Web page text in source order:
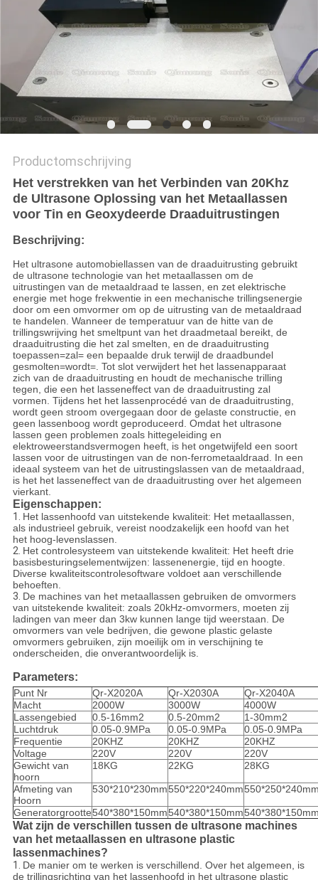
Productomschrijving
Het verstrekken van het Verbinden van 20Khz
de Ultrasone Oplossing van het Metaallassen
voor Tin en Geoxydeerde Draaduitrustingen
Beschrijving:
Het ultrasone automobiellassen van de draaduitrusting gebruikt
de ultrasone technologie van het metaallassen om de
uitrustingen van de metaaldraad te lassen, en zet elektrische
energie met hoge frekwentie in een mechanische trillingsenergie
door om een omvormer om op de uitrusting van de metaaldraad
te handelen. Wanneer de temperatuur van de hitte van de
trillingswrijving het smeltpunt van het draadmetaal bereikt, de
draaduitrusting die het zal smelten, en de draaduitrusting
toepassen=zal= een bepaalde druk terwijl de draadbundel
gesmolten=wordt=. Tot slot verwijdert het het lassenapparaat
zich van de draaduitrusting en houdt de mechanische trilling
tegen, die een het lasseneffect van de draaduitrusting zal
vormen. Tijdens het het lassenprocédé van de draaduitrusting,
wordt geen stroom overgegaan door de gelaste constructie, en
geen lassenboog wordt geproduceerd. Omdat het ultrasone
lassen geen problemen zoals hittegeleiding en
elektroweerstandsvermogen heeft, is het ongetwijfeld een soort
lassen voor de uitrustingen van de non-ferrometaaldraad. In een
ideaal systeem van het de uitrustingslassen van de metaaldraad,
is het het lasseneffect van de draaduitrusting over het algemeen
vierkant.
Eigenschappen:
1. Het lassenhoofd van uitstekende kwaliteit: Het metaallassen,
als industrieel gebruik, vereist noodzakelijk een hoofd van het
het hoog-levenslassen.
2. Het controlesysteem van uitstekende kwaliteit: Het heeft drie
basisbesturingselementwijzen: lassenenergie, tijd en hoogte.
Diverse kwaliteitscontrolesoftware voldoet aan verschillende
behoeften.
3. De machines van het metaallassen gebruiken de omvormers
van uitstekende kwaliteit: zoals 20kHz-omvormers, moeten zij
ladingen van meer dan 3kw kunnen lange tijd weerstaan. De
omvormers van vele bedrijven, die gewone plastic gelaste
omvormers gebruiken, zijn moeilijk om in verschijning te
onderscheiden, die onverantwoordelijk is.
Parameters:
Punt Nr Qr-X2020A Qr-X2030A
Qr-X2040A
Macht
2000W 3000W
4000W
Lassengebied
0.5-16mm2 0.5-20mm2
1-30mm2
Luchtdruk
0.05-0.9MPa 0.05-0.9MPa
0.05-0.9MPa
Frequentie
20KHZ 20KHZ
20KHZ
Voltage
220V 220V
220V
Gewicht van
hoorn
18KG 22KG 28KG
Afmeting van
Hoorn
530*210*230mm550*220*240mm
Generatorgrootte540*380*150mm540*380*150mm
Wat zijn de verschillen tussen de ultrasone machines
van het metaallassen en ultrasone plastic
lassenmachines?
1. De manier om te werken is verschillend. Over het algemeen, is
de trillingsrichting van het lassenhoofd in het ultrasone plastic